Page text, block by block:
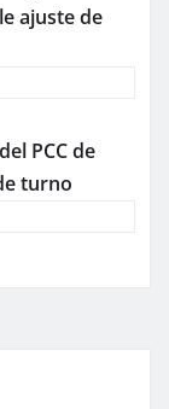
ajuste de
PCC de
turno